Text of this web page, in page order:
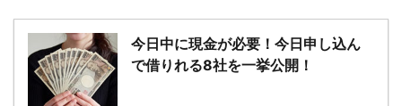
今日中に現金が必要！今日申し込ん
で借りれる8社を一挙公開！